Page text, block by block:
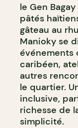
le Gen
pâtés
gâteau au
Manioky se
événements
caribéen,
autres
le quartier.
inclusive,
richesse de
simplicité.